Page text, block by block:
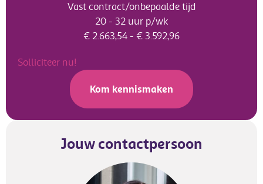
Vast contract/onbepaalde tijd
20 - 32 uur p/wk
€ 2.663,54 - € 3.592,96
Solliciteer nu!
Kom kennismaken
Jouw contactpersoon